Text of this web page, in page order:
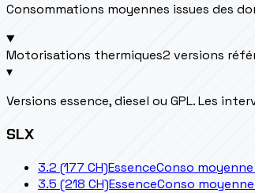
Consommations moyennes issues des
Motorisations thermiques2 versions
▾
Versions essence, diesel ou GPL. Les
SLX
3.2 (177 CH)EssenceConso moyenne
3.5 (218 CH)EssenceConso